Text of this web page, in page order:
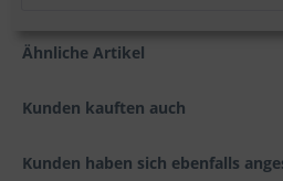
Ähnliche Artikel
Kunden kauften auch
Kunden haben sich ebenfalls